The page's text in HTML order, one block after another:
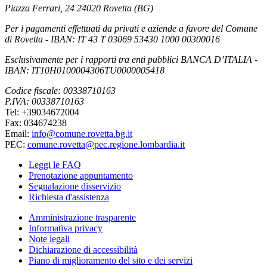
Piazza Ferrari, 24 24020 Rovetta (BG)
Per i pagamenti effettuati da privati e aziende a favore del Comune
di Rovetta - IBAN: IT 43 T 03069 53430 1000 00300016
Esclusivamente per i rapporti tra enti pubblici BANCA D’ITALIA -
IBAN: IT10H0100004306TU0000005418
Codice fiscale: 00338710163
P.IVA: 00338710163
Tel: +39034672004
Fax: 034674238
Email: info@comune.rovetta.bg.it
PEC: comune.rovetta@pec.regione.lombardia.it
Leggi le FAQ
Prenotazione appuntamento
Segnalazione disservizio
Richiesta d'assistenza
Amministrazione trasparente
Informativa privacy
Note legali
Dichiarazione di accessibilità
Piano di miglioramento del sito e dei servizi